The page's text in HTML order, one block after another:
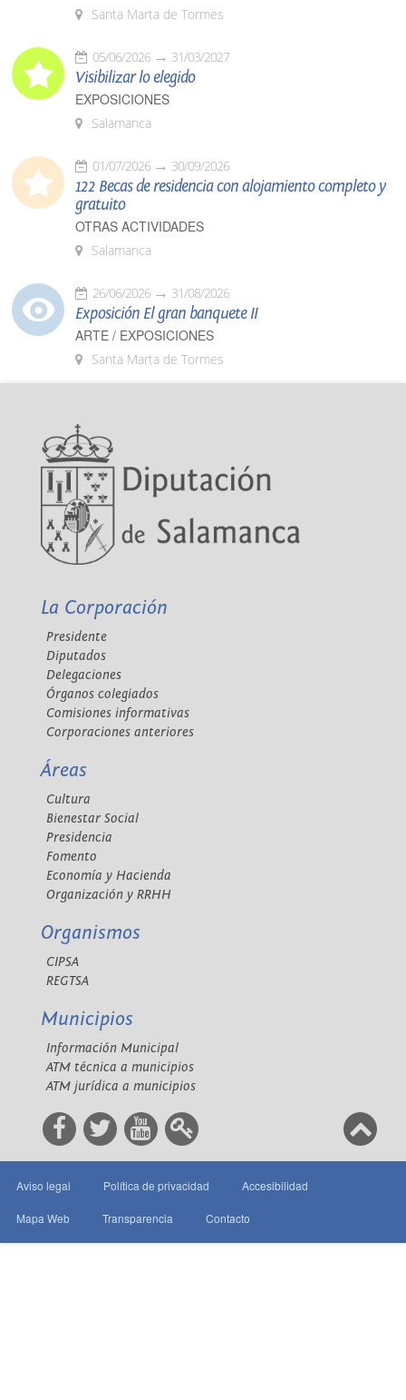
Santa Marta de Tormes
05/06/2026 31/03/2027
Visibilizar lo elegido
EXPOSICIONES
Salamanca
01/07/2026 30/09/2026
122 Becas de residencia con alojamiento completo y
gratuito
OTRAS ACTIVIDADES
Salamanca
26/06/2026 31/08/2026
Exposición El gran banquete II
ARTE / EXPOSICIONES
Santa Marta de Tormes
La Corporación
Presidente
Diputados
Delegaciones
Órganos colegiados
Comisiones informativas
Corporaciones anteriores
Áreas
Cultura
Bienestar Social
Presidencia
Fomento
Economía y Hacienda
Organización y RRHH
Organismos
CIPSA
REGTSA
Municipios
Información Municipal
ATM técnica a municipios
ATM jurídica a municipios
Aviso legal Política de privacidad Accesibilidad
Mapa Web Transparencia Contacto